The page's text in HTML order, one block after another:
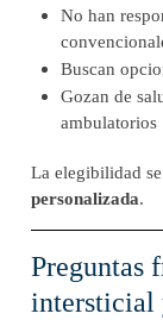
No han
Buscan
Gozan de
ambulatorios
La elegibilidad
personalizada.
Preguntas
intersticial